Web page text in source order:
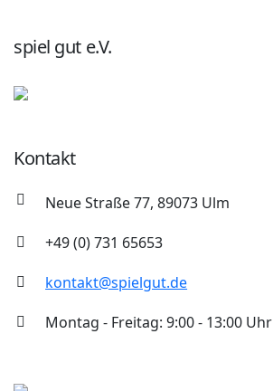
spiel gut e.V.
Kontakt
Neue Straße 77, 89073 Ulm
+49 (0) 731 65653
kontakt@spielgut.de
Montag - Freitag: 9:00 - 13:00 Uhr